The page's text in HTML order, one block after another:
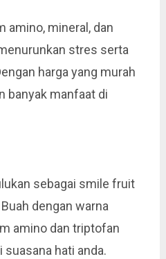
amino, mineral, dan
stres serta
harga yang murah
banyak manfaat di
sebagai smile fruit
dengan warna
amino dan triptofan
hati anda.